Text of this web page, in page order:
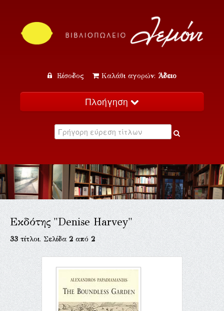
Είσοδος Καλάθι αγορών: Άδειο
Πλοήγηση
Κατάλογος
Εκδηλώσεις
Επικοινωνία
Εκδότης "Denise Harvey"
33τίτλοι. Σελίδα2από2